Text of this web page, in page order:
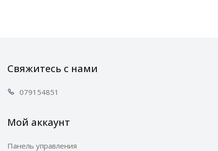
Свяжитесь с нами
0791 54851
Мой аккаунт
Панель управления